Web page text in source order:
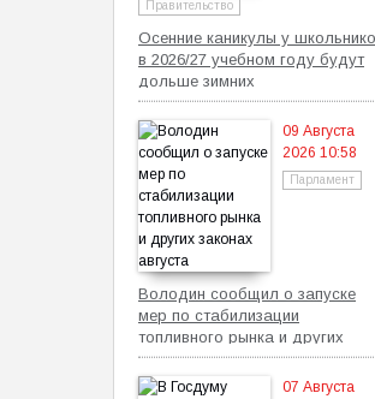
Правительство
Осенние каникулы у
в 2026/27 учебном году будут
дольше зимних
09 Августа
2026 10:58
Парламент
Володин сообщил о запуске
мер по стабилизации
топливного рынка и других
законах августа
07 Августа